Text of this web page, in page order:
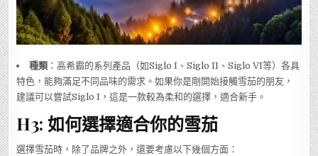
種類 ：高希霸的系列產品（如Siglo I、Siglo II、Siglo VI等）各具
特色，能夠滿足不同品味的需求。如果你是剛開始接觸雪茄的朋友，
建議可以嘗試Siglo I，這是一款較為柔和的選擇，適合新手。
H3: 如何選擇適合你的雪茄
選擇雪茄時，除了品牌之外，還要考慮以下幾個方面：